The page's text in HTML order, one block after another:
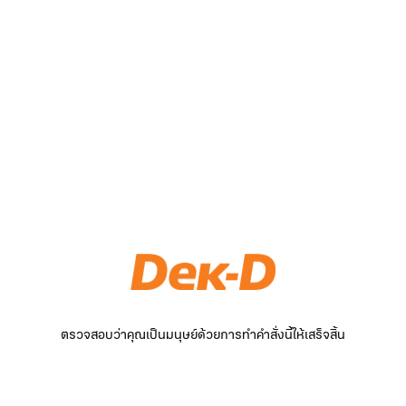
ตรวจสอบว่าคุณเป็นมนุษย์ด้วยการทำคำสั่งนี้ให้เสร็จสิ้น